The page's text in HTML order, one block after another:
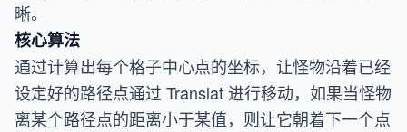
晰。
核心算法
通过计算出每个格子中心点的坐标，让怪物沿着已经
设定好的路径点通过 Translat 进行移动，如果当怪物
离某个路径点的距离小于某值，则让它朝着下一个点